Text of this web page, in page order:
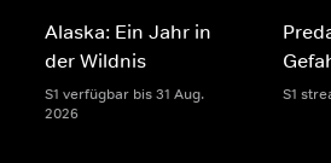
Alaska: Ein Jahr in
der Wildnis
S1 verfügbar bis 31 Aug.
2026
S1